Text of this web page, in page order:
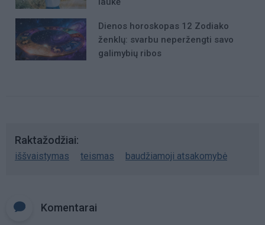
Dienos horoskopas 12 Zodiako
ženklų: svarbu neperžengti savo
galimybių ribos
Raktažodžiai
iššvaistymas teismas baudžiamoji atsakomybė
Komentarai